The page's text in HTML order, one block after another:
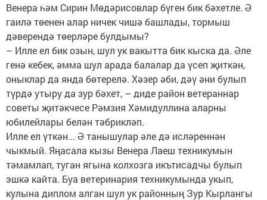
Венера һәм Сирин Мөдәрисовлар бүген бик бәхетле. Ә
гаилә төенен алар ничек чишә башлады, тормыш
дәверендә төерләре булдымы?
– Илле ел бик озын, шул ук вакытта бик кыска да. Әле
генә кебек, әмма шул арада балалар да үсеп җиткән,
оныклар да янда бөтерелә. Хәзер әби, дәү әни булып
түрдә утыру да зур бәхет, – диде район ветераннар
советы җитәкчесе Рәмзия Хәмидуллина аларны
юбилейлары белән тәбрикләп.
Илле ел үткән... Ә танышулар әле дә исләреннән
чыкмый. Яңасала кызы Венера Лаеш техникумын
тәмамлап, туган ягына колхозга икътисадчы булып
эшкә кайта. Буа ветеринария техникумында укып,
кулына диплом алган шул ук районның Зур Кырлангы